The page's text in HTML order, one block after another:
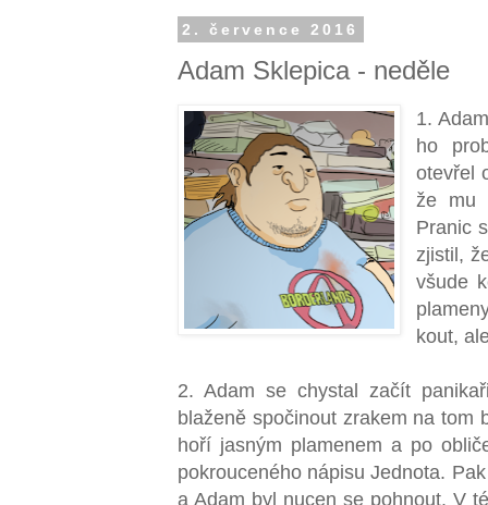
2. července 2016
Adam Sklepica - neděle
1.
ho
otevřel
že mu
Pranic
zjistil,
všude
kout,
2. Adam se chystal začít
blaženě spočinout zrakem na tom
hoří jasným plamenem a po
pokrouceného nápisu Jednota.
a Adam byl nucen se pohnout. V